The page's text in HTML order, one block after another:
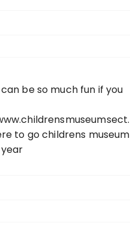
be so much fun if you
to go childrens museum